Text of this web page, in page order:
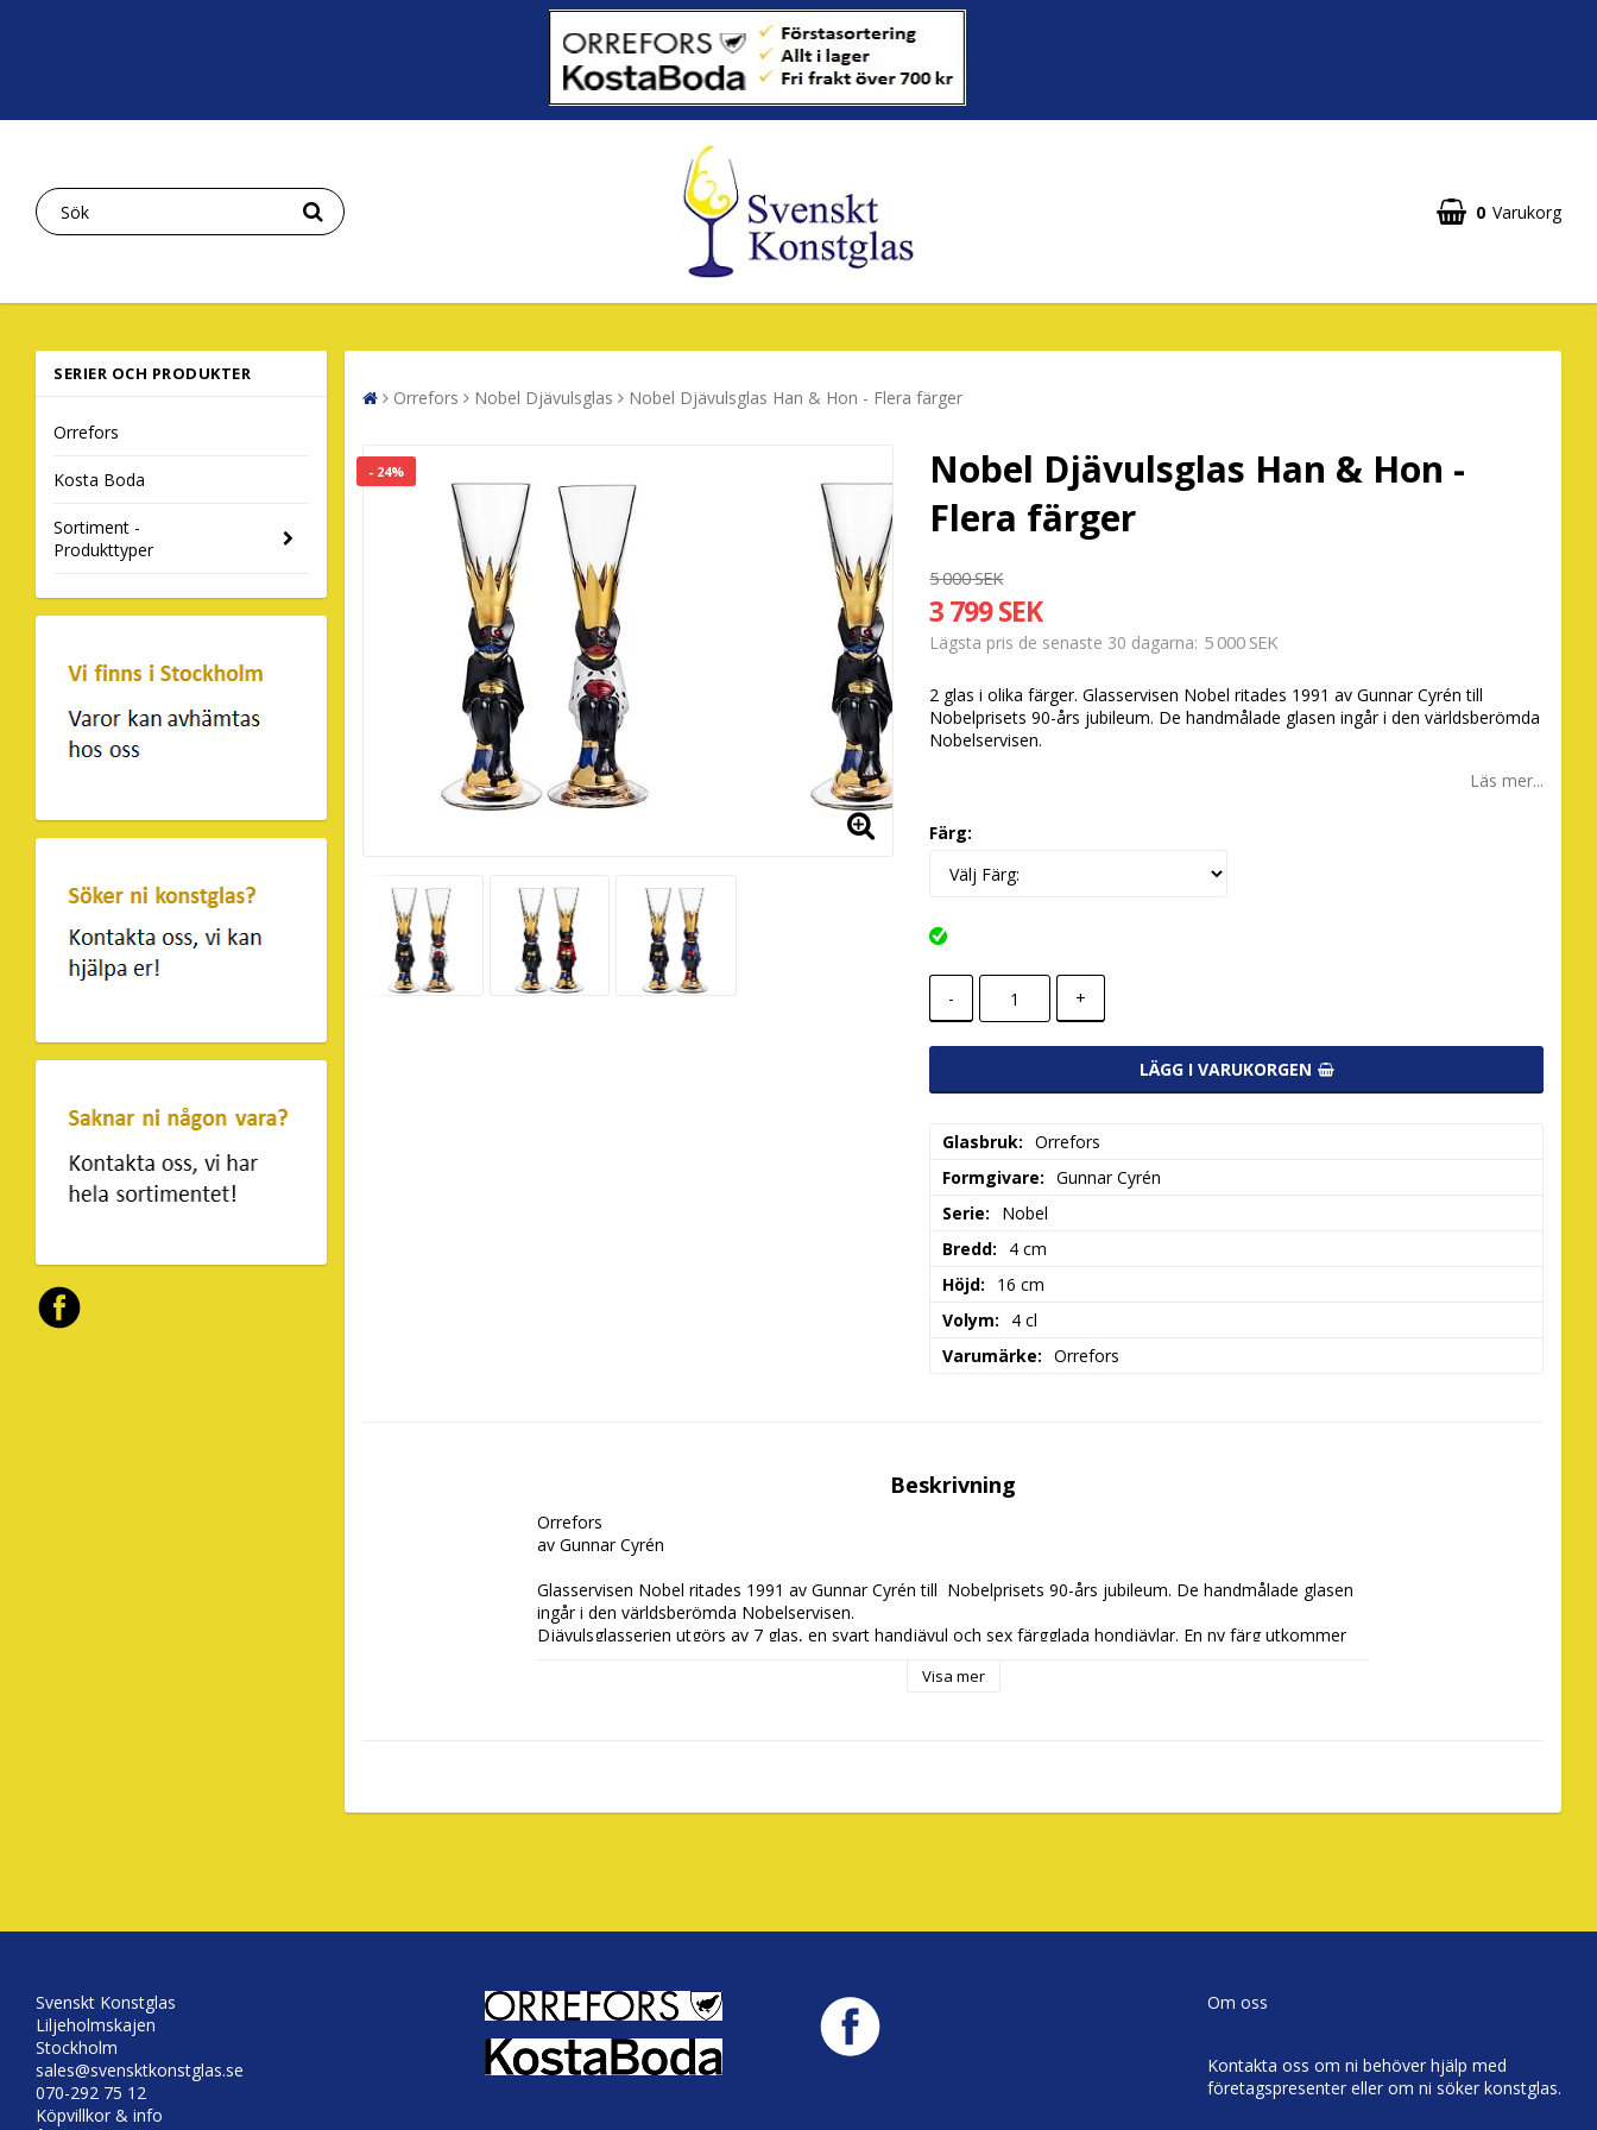
0 Varukorg
SERIER OCH PRODUKTER
Orrefors
Kosta Boda
Sortiment -
Produkttyper
Orrefors Nobel Djävulsglas Nobel Djävulsglas Han & Hon - Flera färger
- 24%
Nobel Djävulsglas Han & Hon -
Flera färger
5 000 SEK
3 799 SEK
Lägsta pris de senaste 30 dagarna 5 000 SEK
2 glas i olika färger. Glasservisen Nobel ritades 1991 av Gunnar Cyrén till
Nobelprisets 90-års jubileum. De handmålade glasen ingår i den världsberömda
Nobelservisen.
Läs mer...
Färg:
- +
LÄGG I VARUKORGEN
Glasbruk
Orrefors
Formgivare
Gunnar Cyrén
Serie
Nobel
Bredd
4 cm
Höjd
16 cm
Volym
4 cl
Varumärke
Orrefors
Beskrivning
Orrefors
av Gunnar Cyrén
Glasservisen Nobel ritades 1991 av Gunnar Cyrén till  Nobelprisets 90-års jubileum. De handmålade glasen
ingår i den världsberömda Nobelservisen.
Djävulsglasserien utgörs av 7 glas, en svart handjävul och sex färgglada hondjävlar. En ny färg utkommer
För information om alla utgivna djävulsglas - se www.konstglas.eu.
Visa mer
Svenskt Konstglas
Liljeholmskajen
Stockholm
sales@svensktkonstglas.se
070-292 75 12
Köpvillkor & info
Om oss
Kontakta oss om ni behöver hjälp med
företagspresenter eller om ni söker konstglas.